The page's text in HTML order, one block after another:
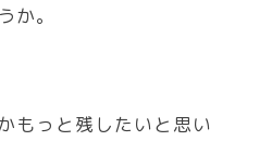
か。
もっと残したいと思い